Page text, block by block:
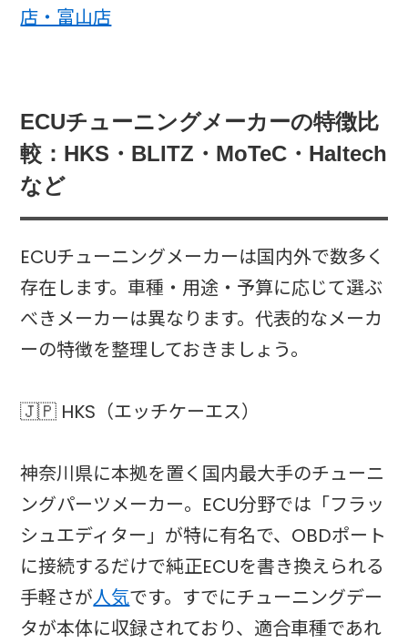
店・富山店
ECUチューニングメーカーの特徴比
較：HKS・BLITZ・MoTeC・Haltech
など
ECUチューニングメーカーは国内外で数多く
存在します。車種・用途・予算に応じて選ぶ
べきメーカーは異なります。代表的なメーカ
ーの特徴を整理しておきましょう。
🇯🇵 HKS（エッチケーエス）
神奈川県に本拠を置く国内最大手のチューニ
ングパーツメーカー。ECU分野では「フラッ
シュエディター」が特に有名で、OBDポート
に接続するだけで純正ECUを書き換えられる
手軽さが人気です。すでにチューニングデー
タが本体に収録されており、適合車種であれ